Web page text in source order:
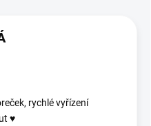
rychlé vyřízení
♥️